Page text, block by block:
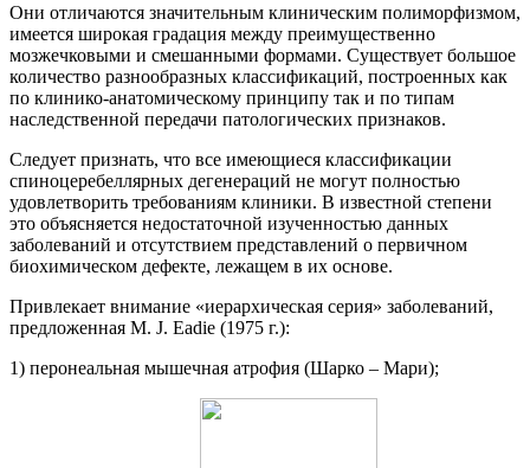
Они отличаются значительным клиническим полиморфизмом,
имеется широкая градация между преимущественно
мозжечковыми и смешанными формами. Существует большое
количество разнообразных классификаций, построенных как
по клинико-анатомическому принципу так и по типам
наследственной передачи патологических признаков.
Следует признать, что все имеющиеся классификации
спиноцеребеллярных дегенераций не могут полностью
удовлетворить требованиям клиники. В известной степени
это объясняется недостаточной изученностью данных
заболеваний и отсутствием представлений о первичном
биохимическом дефекте, лежащем в их основе.
Привлекает внимание «иерархическая серия» заболеваний,
предложенная М. J. Eadie (1975 г.):
1) перонеальная мышечная атрофия (Шарко – Мари);